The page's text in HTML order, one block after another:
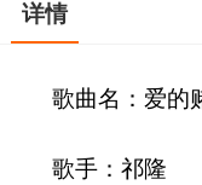
详情
歌曲名：爱的
歌手：祁隆